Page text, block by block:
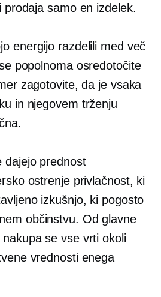
samo en izdelek.
energijo razdelili med več
popolnoma osredotočite
zagotovite, da je vsaka
in njegovem trženju
dajejo prednost
ostrenjeprivlačnost, ki
izkušnjo, ki pogosto
občinstvu. Od glavne
se vse vrti okoli
vrednosti enega